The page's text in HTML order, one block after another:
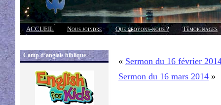
ACCUEIL Nous joindre Que croyons-nous ?
Témoignages
Réponses
Camp d’anglais biblique
« Sermon du 16 février
Sermon du 16 mars 2014 »